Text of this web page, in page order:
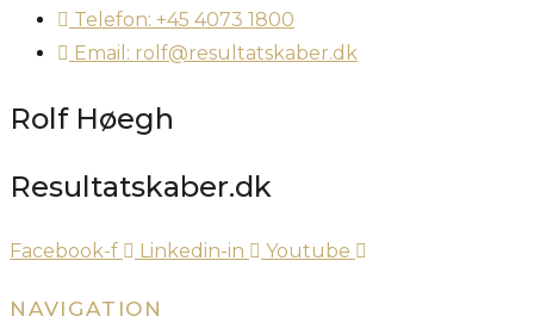
Telefon: +45 4073 1800
Email: rolf@resultatskaber.dk
Rolf Høegh
Resultatskaber.dk
Facebook-f Linkedin-in Youtube
NAVIGATION